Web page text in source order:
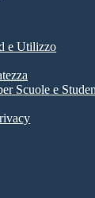
e Utilizzo
Scuole e